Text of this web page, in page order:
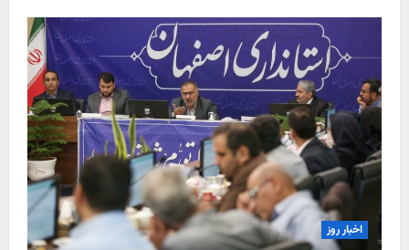
اخبار روز